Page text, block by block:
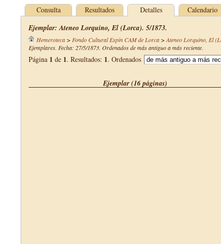
Consulta Resultados Detalles Calendario
Ejemplar: Ateneo Lorquino, El (Lorca). 5/1873.
Hemeroteca> Fondo Cultural Espín CAM de Lorca> Ateneo Lorquino, El
Ejemplares. Fecha: 27/5/1873. Ordenados de más antiguo a más reciente.
Página 1 de 1. Resultados: 1. Ordenados
Ejemplar (16 páginas)